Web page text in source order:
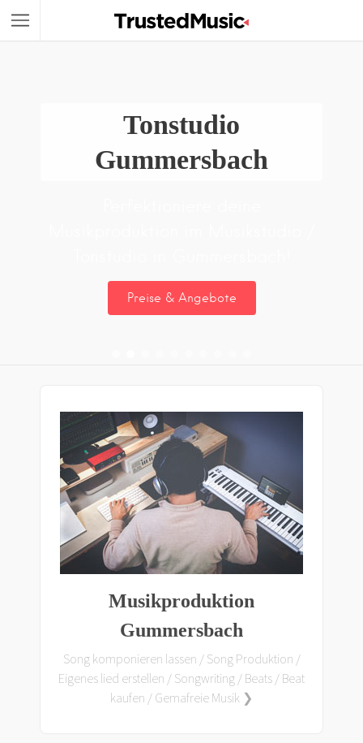
Tonstudio
Gummersbach
Musikproduktion
Gummersbach
Song komponieren lassen / Song Produktion /
Eigenes lied erstellen / Songwriting / Beats / Beat
kaufen / Gemafreie Musik ❯